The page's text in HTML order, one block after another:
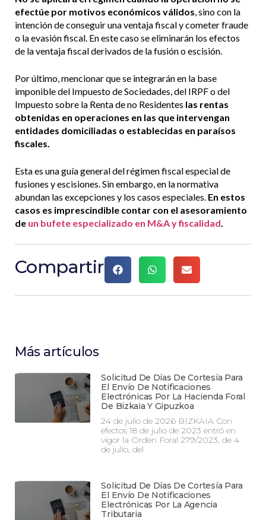
efectúe por motivos económicos válidos, sino con la
intención de conseguir una ventaja fiscal y cometer fraude
o la evasión fiscal. En este caso se eliminarán los efectos
de la ventaja fiscal derivados de la fusión o escisión.
Por último, mencionar que se integrarán en la base
imponible del Impuesto de Sociedades, del IRPF o del
Impuesto sobre la Renta de no Residentes las rentas
obtenidas en operaciones en las que intervengan
entidades domiciliadas o establecidas en paraísos
fiscales.
Esta es una guía general del régimen fiscal especial de
fusiones y escisiones. Sin embargo, en la normativa
abundan las excepciones y los casos especiales. En estos
casos es imprescindible contar con el asesoramiento
de un bufete especializado en M&A y fiscalidad.
Compartir
Más artículos
Solicitud De Días De Cortesía Para
El Envío De Notificaciones
Electrónicas Por La Hacienda Foral
De Bizkaia Y Gipuzkoa
24 de julio de 2026 BIZKAIA Con
efectos 18 de julio de 2023 entró en
vigor la Orden Foral 279/2023, de 4
de julio, del
Solicitud De Días De Cortesía Para
El Envío De Notificaciones
Electrónicas Por La Agencia
Tributaria